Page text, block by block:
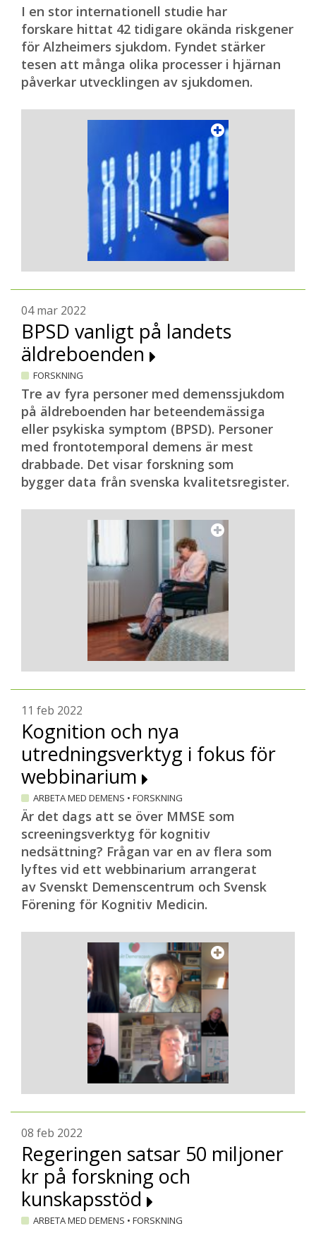
I en stor internationell studie har
forskare hittat 42 tidigare okända riskgener
för Alzheimers sjukdom. Fyndet stärker
tesen att många olika processer i hjärnan
påverkar utvecklingen av sjukdomen.
04 mar 2022
BPSD vanligt på landets
äldreboenden
FORSKNING
Tre av fyra personer med demenssjukdom
på äldreboenden har beteendemässiga
eller psykiska symptom (BPSD). Personer
med frontotemporal demens är mest
drabbade. Det visar forskning som
bygger data från svenska kvalitetsregister.
11 feb 2022
Kognition och nya
utredningsverktyg i fokus för
webbinarium
ARBETA MED DEMENS • FORSKNING
Är det dags att se över MMSE som
screeningsverktyg för kognitiv
nedsättning? Frågan var en av flera som
lyftes vid ett webbinarium arrangerat
av Svenskt Demenscentrum och Svensk
Förening för Kognitiv Medicin.
08 feb 2022
Regeringen satsar 50 miljoner
kr på forskning och
kunskapsstöd
ARBETA MED DEMENS • FORSKNING